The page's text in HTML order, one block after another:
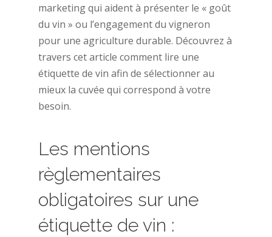
marketing qui aident à présenter le « goût
du vin » ou l’engagement du vigneron
pour une agriculture durable. Découvrez à
travers cet article comment lire une
étiquette de vin afin de sélectionner au
mieux la cuvée qui correspond à votre
besoin.
Les mentions
règlementaires
obligatoires sur une
étiquette de vin :